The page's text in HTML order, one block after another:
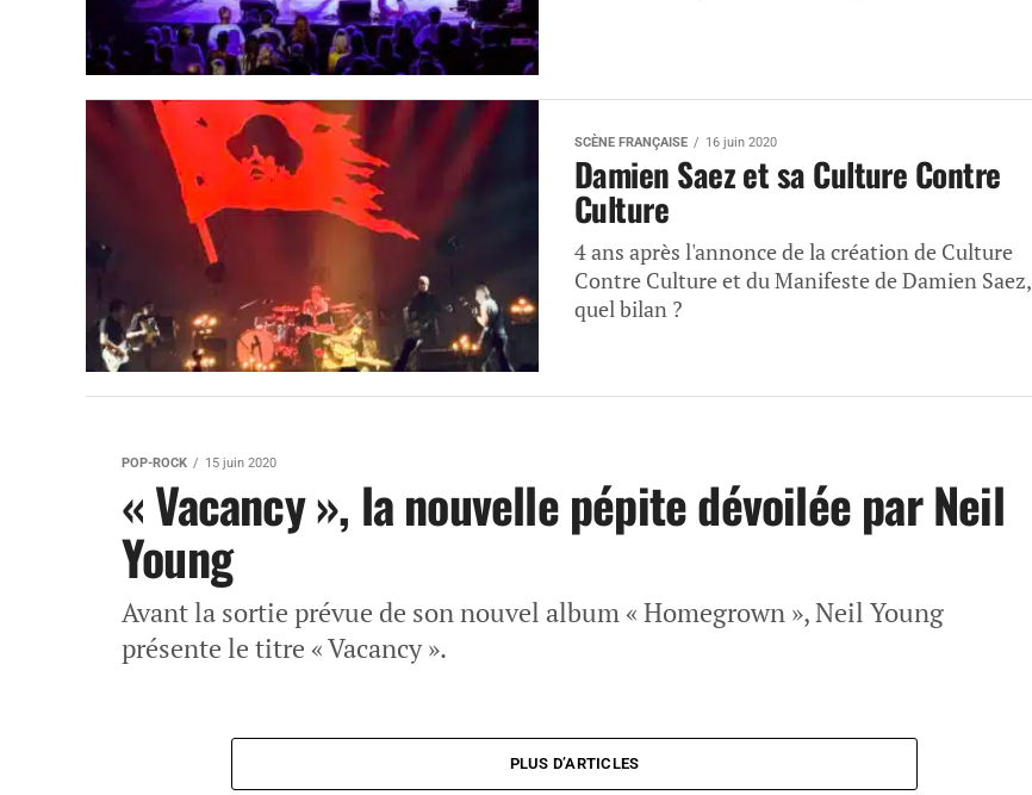
SCÈNE FRANÇAISE 16 juin 2020
Damien Saez et sa Culture Contre
Culture
4 ans après l'annonce de la création de Culture
Contre Culture et du Manifeste de Damien Saez,
quel bilan ?
POP-ROCK 15 juin 2020
« Vacancy », la nouvelle pépite dévoilée par Neil
Young
Avant la sortie prévue de son nouvel album « Homegrown », Neil Young
présente le titre « Vacancy ».
PLUS D’ARTICLES